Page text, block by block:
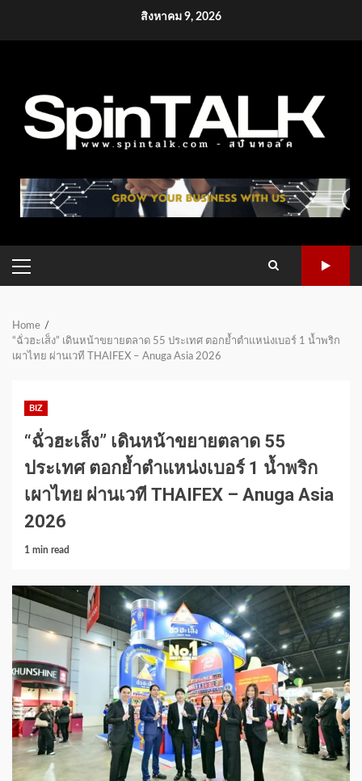
สิงหาคม 9, 2026
PRIMARY
MENU
Home
“ฉั่วฮะเส็ง” เดินหน้าขยายตลาด 55 ประเทศ ตอกย้ำตำแหน่งเบอร์ 1 น้ำพริก
เผาไทย ผ่านเวที THAIFEX – Anuga Asia 2026
BIZ
“ฉั่วฮะเส็ง” เดินหน้าขยายตลาด 55
ประเทศ ตอกย้ำตำแหน่งเบอร์ 1 น้ำพริก
เผาไทย ผ่านเวที THAIFEX – Anuga Asia
2026
1 min read